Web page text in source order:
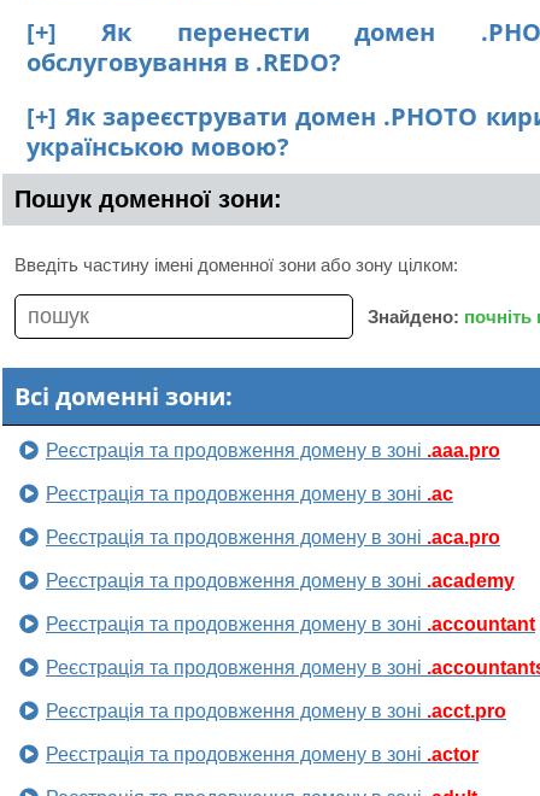
[+] Як перенести домен
обслуговування в .REDO?
[+] Як зареєструвати домен .PHOTO
українською мовою?
Пошук доменної зони:
Введіть частину імені доменної зони або зону цілком:
Знайдено:
Всі доменні зони:
Реєстрація та продовження домену в зоні .aaa.pro
Реєстрація та продовження домену в зоні .ac
Реєстрація та продовження домену в зоні .aca.pro
Реєстрація та продовження домену в зоні .academy
Реєстрація та продовження домену в зоні .accountant
Реєстрація та продовження домену в зоні
Реєстрація та продовження домену в зоні .acct.pro
Реєстрація та продовження домену в зоні .actor